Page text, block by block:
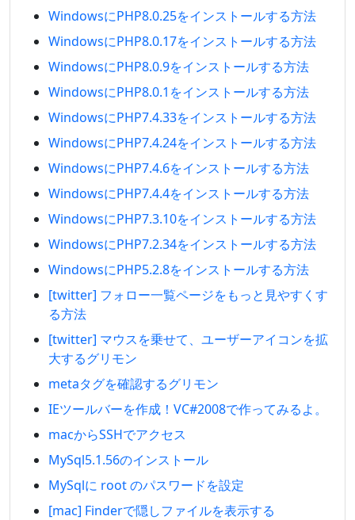
WindowsにPHP8.0.25をインストールする方法
WindowsにPHP8.0.17をインストールする方法
WindowsにPHP8.0.9をインストールする方法
WindowsにPHP8.0.1をインストールする方法
WindowsにPHP7.4.33をインストールする方法
WindowsにPHP7.4.24をインストールする方法
WindowsにPHP7.4.6をインストールする方法
WindowsにPHP7.4.4をインストールする方法
WindowsにPHP7.3.10をインストールする方法
WindowsにPHP7.2.34をインストールする方法
WindowsにPHP5.2.8をインストールする方法
[twitter] フォロー一覧ページをもっと見やすくす
る方法
[twitter] マウスを乗せて、ユーザーアイコンを拡
大するグリモン
metaタグを確認するグリモン
IEツールバーを作成！VC#2008で作ってみるよ。
macからSSHでアクセス
MySql5.1.56のインストール
MySqlに root のパスワードを設定
[mac] Finderで隠しファイルを表示する